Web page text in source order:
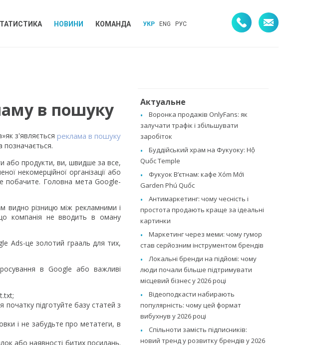
НОВИНИ КОМАНДА УКР ENG РУС
в пошуку
з'являєтьсяреклама в пошуку
позначається.
або продукти, ви, швидше за все,
некомерційної організації або
побачите. Головна мета Google-
видно різницю між рекламними і
компанія не вводить в оману
Ads-це золотий грааль для тих,
в Google або важливі
початку підготуйте базу статей з
і не забудьте про метатеги, в
або наявності битих посилань.
Актуальне
Воронка продажів OnlyFans: як
залучати трафік і збільшувати
заробіток
Буддійський храм на Фукуоку: Hộ
Quốc Temple
Фукуок В’єтнам: кафе Xóm Mới
Garden Phú Quốc
Антимаркетинг: чому чесність і
простота продають краще за ідеальні
картинки
Маркетинг через меми: чому гумор
став серйозним інструментом брендів
Локальні бренди на підйомі: чому
люди почали більше підтримувати
місцевий бізнес у 2026 році
Відеоподкасти набирають
популярність: чому цей формат
вибухнув у 2026 році
Спільноти замість підписників:
новий тренд у розвитку брендів у 2026